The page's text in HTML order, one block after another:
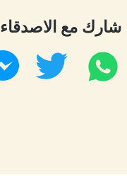
شارك مع الاصدقاء
فيسبوك
واتساب تويتر